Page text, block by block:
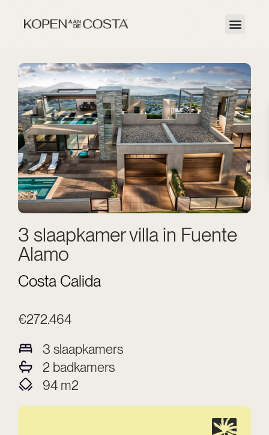
3 slaapkamer villa in Fuente
Alamo
Costa Calida
€272.464
3 slaapkamers
2 badkamers
94 m2